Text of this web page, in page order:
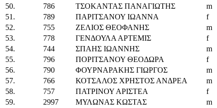
50.
786 ΤΣΟΚΑΝΤΑΣ ΠΑΝΑΓΙΩΤΗΣ
m
51.
789 ΠΑΡΙΤΣΑΝΟΥ ΙΩΑΝΝΑ
f
52.
755 ΖΕΛΙΟΣ ΘΕΟΦΑΝΗΣ
m
53.
778 ΓΕΝΔΟΥΛΑ ΑΡΤΕΜΙΣ
f
54.
744 ΣΠΑΗΣ ΙΩΑΝΝΗΣ
m
55.
796 ΠΟΡΙΤΣΑΝΟΥ ΘΕΟΔΩΡΑ
f
56.
790 ΦΟΥΡΝΑΡΑΚΗΣ ΓΙΩΡΓΟΣ
m
57.
766 ΚΟΤΣΑΛΟΣ ΧΡΗΣΤΟΣ ΑΝΔΡΕΑ
m
58.
757 ΠΑΤΡΙΝΟΥ ΑΡΙΣΤΕΑ
f
59.
2997 ΜΥΛΩΝΑΣ ΚΩΣΤΑΣ
m